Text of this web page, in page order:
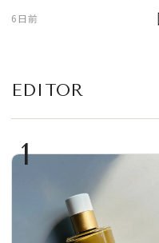
た！ ひとりっPが大後
6日前
EDITOR
1